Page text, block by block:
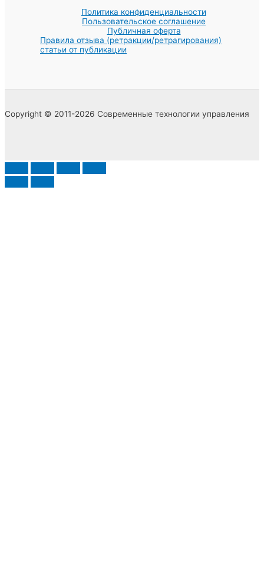
Политика конфиденциальности
Пользовательское соглашение
Публичная оферта
Правила отзыва (ретракции/ретрагирования)
статьи от публикации
Copyright © 2011-2026 Современные технологии управления